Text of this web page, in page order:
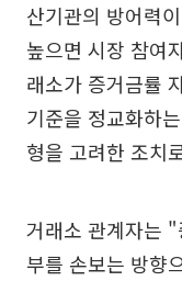
산기관의 방어력
높으면 시장 참여
래소가 증거금률
기준을 정교화하
형을 고려한 조치
거래소 관계자는
부를 손보는 방향